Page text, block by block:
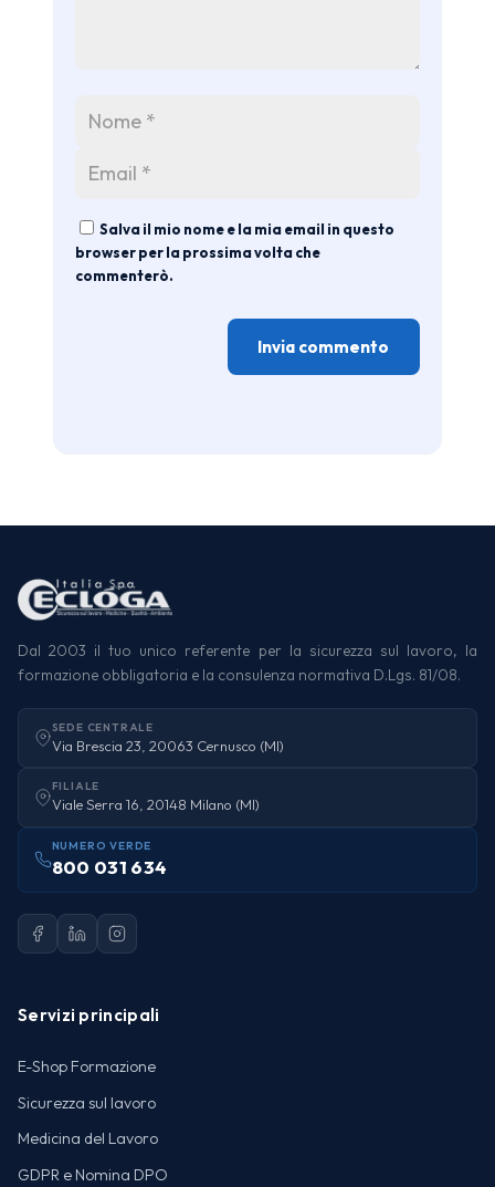
Salva il mio nome e la mia email in questo
browser per la prossima volta che
commenterò.
Dal 2003 il tuo unico referente per la sicurezza sul lavoro, la
formazione obbligatoria e la consulenza normativa D.Lgs. 81/08.
SEDE CENTRALE
Via Brescia 23, 20063 Cernusco (MI)
FILIALE
Viale Serra 16, 20148 Milano (MI)
NUMERO VERDE
800 031 634
Servizi principali
E-Shop Formazione
Sicurezza sul lavoro
Medicina del Lavoro
GDPR e Nomina DPO